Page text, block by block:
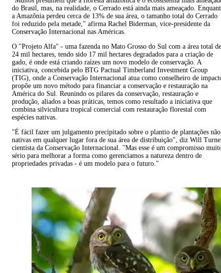
do Brasil, mas, na realidade, o Cerrado está ainda mais ameaçado.
a Amazônia perdeu cerca de 13% de sua área, o tamanho total do Cerrado
foi reduzido pela metade," afirma Rachel Biderman, vice-presidente da
Conservação Internacional nas Américas.
O "Projeto Alfa" - uma fazenda no Mato Grosso do Sul com a área total de
24 mil hectares, tendo sido 17 mil hectares degradados para a criação de
gado, é onde está criando raízes um novo modelo de conservação. A
iniciativa, concebida pelo BTG Pactual Timberland Investment Group
(TIG), onde a Conservação Internacional atua como conselheiro de
propõe um novo método para financiar a conservação e restauração na
América do Sul. Reunindo os pilares da conservação, restauração e
produção, aliados a boas práticas, temos como resultado a iniciativa que
combina silvicultura tropical comercial com restauração florestal com
espécies nativas.
"É fácil fazer um julgamento precipitado sobre o plantio de plantações não
nativas em qualquer lugar fora de sua área de distribuição", diz Will
cientista da Conservação Internacional. "Mas esse é um compromisso
sério para melhorar a forma como gerenciamos a natureza dentro de
propriedades privadas - é um modelo para o futuro."